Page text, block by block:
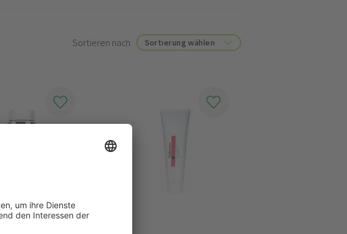
Sortieren nach Sortierung wählen